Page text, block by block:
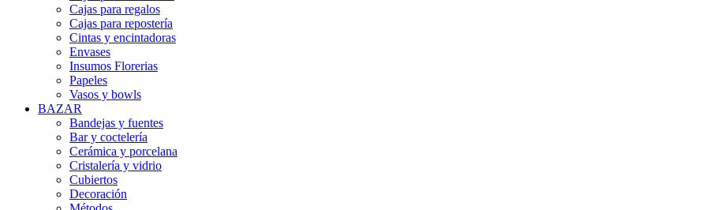
Cajas para regalos
Cajas para repostería
Cintas y encintadoras
Envases
Insumos Florerias
Papeles
Vasos y bowls
BAZAR
Bandejas y fuentes
Bar y coctelería
Cerámica y porcelana
Cristalería y vidrio
Cubiertos
Decoración